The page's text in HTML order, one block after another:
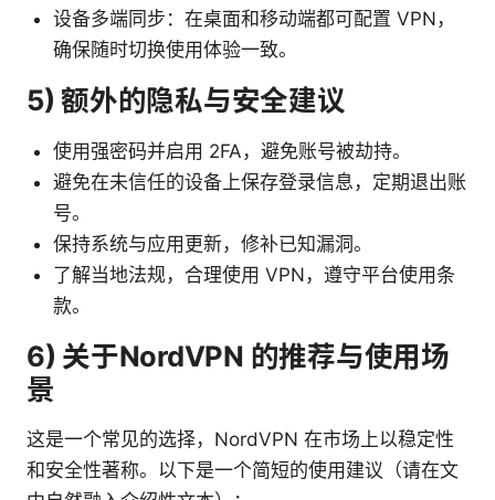
设备多端同步：在桌面和移动端都可配置 VPN，
确保随时切换使用体验一致。
5) 额外的隐私与安全建议
使用强密码并启用 2FA，避免账号被劫持。
避免在未信任的设备上保存登录信息，定期退出账
号。
保持系统与应用更新，修补已知漏洞。
了解当地法规，合理使用 VPN，遵守平台使用条
款。
6) 关于NordVPN 的推荐与使用场
景
这是一个常见的选择，NordVPN 在市场上以稳定性
和安全性著称。以下是一个简短的使用建议（请在文